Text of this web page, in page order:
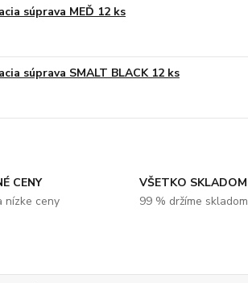
súprava MEĎ 12 ks
súprava SMALT BLACK 12 ks
CENY
nízke ceny
VŠETKO SKLADOM
99 % držíme skladom